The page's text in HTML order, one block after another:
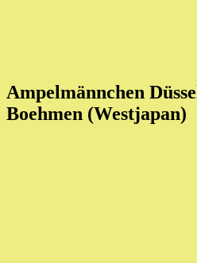
Ampelmännchen
Boehmen (Westjapan)